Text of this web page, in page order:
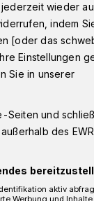
50-
wieder
indem
[oder das
Einstellungen
Sie in unserer
Seiten und
des
aktiv